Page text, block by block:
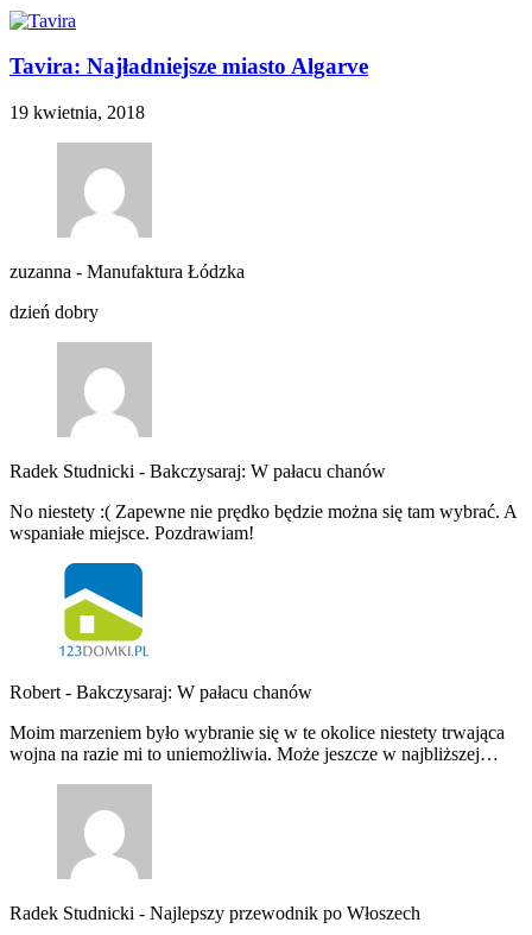
Tavira: Najładniejsze miasto Algarve
19 kwietnia, 2018
zuzanna - Manufaktura Łódzka
dzień dobry
Radek Studnicki - Bakczysaraj: W pałacu chanów
No niestety :( Zapewne nie prędko będzie można się tam wybrać. A
wspaniałe miejsce. Pozdrawiam!
Robert - Bakczysaraj: W pałacu chanów
Moim marzeniem było wybranie się w te okolice niestety trwająca
wojna na razie mi to uniemożliwia. Może jeszcze w najbliższej…
Radek Studnicki - Najlepszy przewodnik po Włoszech